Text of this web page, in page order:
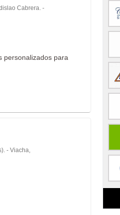
Cabrera. -
personalizados para
- Viacha,